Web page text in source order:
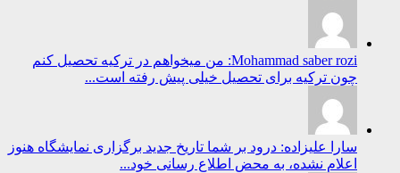
Mohammad saber rozi: من میخواهم در ترکیه تحصیل کنم
چون ترکیه برای تحصیل خیلی پیش رفته است...
سارا علیزاده: درود بر شما تاریخ جدید برگزاری نمایشگاه هنوز
اعلام نشده، به محض اطلاع رسانی خود...